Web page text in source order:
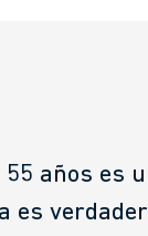
55 años es
es